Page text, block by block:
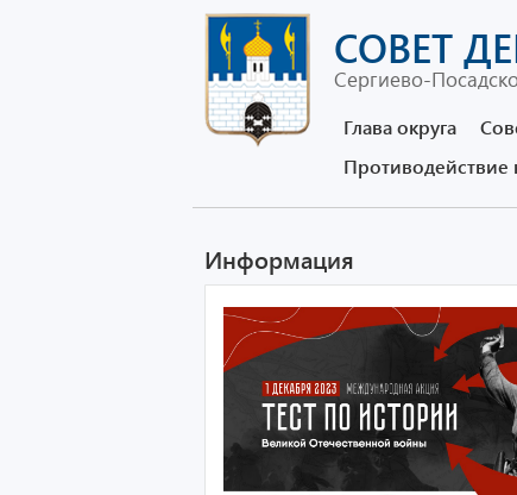
СОВЕТ
Сергиево-
Глава округа
Противодействие
Информация